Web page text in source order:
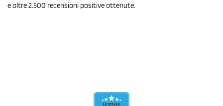
e oltre 2.500 recensioni positive ottenute.